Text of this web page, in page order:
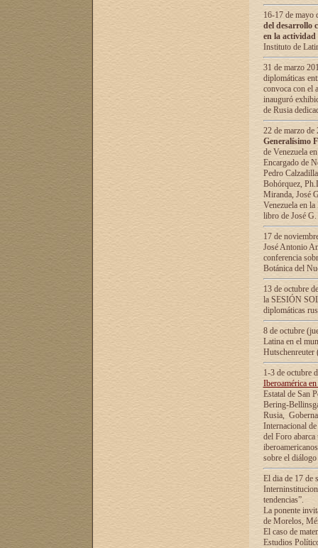
16-17 de mayo
del desarrollo
en la
Instituto de
31 de marzo
diplomáticas
convoca con el
inauguró
de Rusia
22 de marzo
Generalísimo
de Venezuela
Encargado de
Pedro
Bohórquez,
Miranda, José
Venezuela en
libro de José
17 de
José Antonio
conferencia
Botánica del
13 de octubre
la SESIÓN
diplomáticas
8 de octubre
Latina en el
1-3 de octubre
Iberoamérica
Estatal de San
Bering-
Rusia,
Internacional
del Foro
sobre el
El dia de 17 de
tendencias”.
La ponente
de Morelos,
El caso de
Estudios